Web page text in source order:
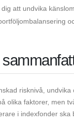
att undvika
risknivå, undvika
olika faktorer, men
i indexfonder